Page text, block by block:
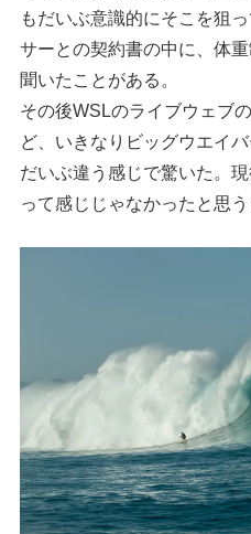
もだいぶ意識的にそこを狙
サーとの契約書の中に、体
聞いたことがある。
その後WSLのライブウェブ
ど、いきなりビッグウエイ
だいぶ違う感じで驚いた。
って感じじゃなかったと思